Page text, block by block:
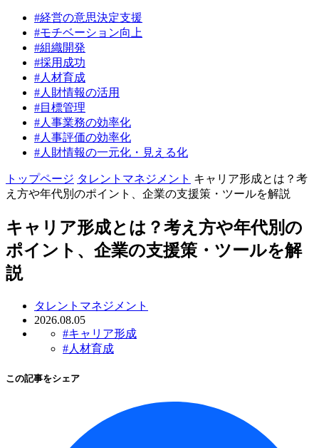
#経営の意思決定支援
#モチベーション向上
#組織開発
#採用成功
#人材育成
#人財情報の活用
#目標管理
#人事業務の効率化
#人事評価の効率化
#人財情報の一元化・見える化
トップページ タレントマネジメント キャリア形成とは？考
え方や年代別のポイント、企業の支援策・ツールを解説
キャリア形成とは？考え方や年代別の
ポイント、企業の支援策・ツールを解
説
タレントマネジメント
2026.08.05
#キャリア形成
#人材育成
この記事をシェア